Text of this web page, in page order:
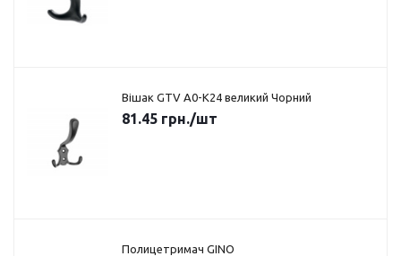
Вішак GTV A0-K24 великий Чорний
81.45 грн./шт
Полицетримач GINO